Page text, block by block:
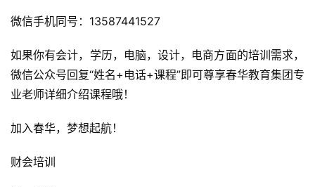
微信手机同号：13587441527
如果你有会计，学历，电脑，设计，电商方面的培训需求，
微信公众号回复“姓名+电话+课程”即可尊享春华教育集团专
业老师详细介绍课程哦！
加入春华，梦想起航！
财会培训